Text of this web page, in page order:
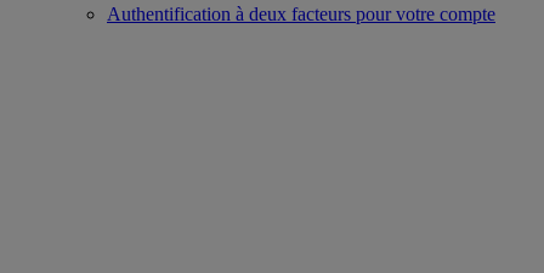
Authentification à deux facteurs pour votre compte